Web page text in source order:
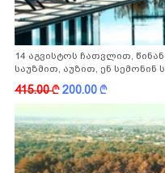
14 აგვისტოს ჩათვლით,
საუზმით, აუზით, ენ
415.00k200.00k